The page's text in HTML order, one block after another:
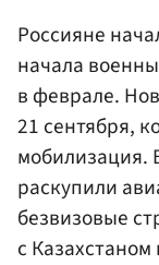
Россияне
начала
в феврале.
21 сентября,
мобилизация.
раскупили
безвизовые
с